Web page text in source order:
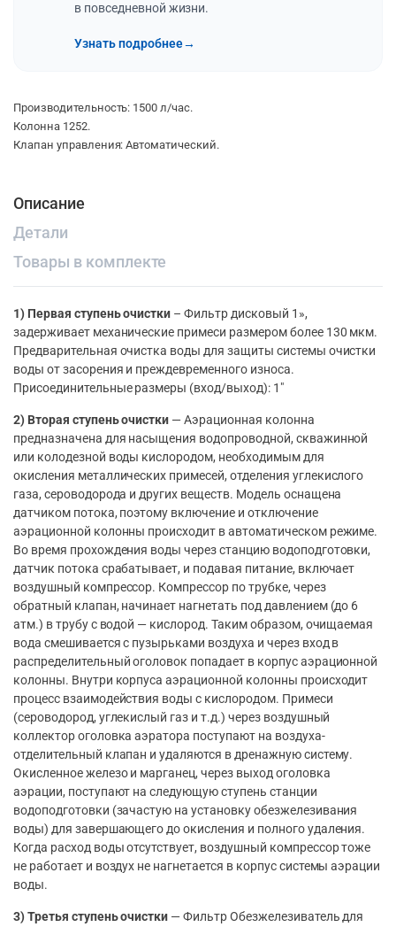
в повседневной жизни.
Узнать подробнее→
Производительность: 1500 л/час.
Колонна 1252.
Клапан управления: Автоматический.
Описание
Детали
Товары в комплекте
1) Первая ступень очистки – Фильтр дисковый 1»,
задерживает механические примеси размером более 130 мкм.
Предварительная очистка воды для защиты системы очистки
воды от засорения и преждевременного износа.
Присоединительные размеры (вход/выход): 1″
2) Вторая ступень очистки — Аэрационная колонна
предназначена для насыщения водопроводной, скважинной
или колодезной воды кислородом, необходимым для
окисления металлических примесей, отделения углекислого
газа, сероводорода и других веществ. Модель оснащена
датчиком потока, поэтому включение и отключение
аэрационной колонны происходит в автоматическом режиме.
Во время прохождения воды через станцию водоподготовки,
датчик потока срабатывает, и подавая питание, включает
воздушный компрессор. Компрессор по трубке, через
обратный клапан, начинает нагнетать под давлением (до 6
атм.) в трубу с водой — кислород. Таким образом, очищаемая
вода смешивается с пузырьками воздуха и через вход в
распределительный оголовок попадает в корпус аэрационной
колонны. Внутри корпуса аэрационной колонны происходит
процесс взаимодействия воды с кислородом. Примеси
(сероводород, углекислый газ и т.д.) через воздушный
коллектор оголовка аэратора поступают на воздуха-
отделительный клапан и удаляются в дренажную систему.
Окисленное железо и марганец, через выход оголовка
аэрации, поступают на следующую ступень станции
водоподготовки (зачастую на установку обезжелезивания
воды) для завершающего до окисления и полного удаления.
Когда расход воды отсутствует, воздушный компрессор тоже
не работает и воздух не нагнетается в корпус системы аэрации
воды.
3) Третья ступень очистки — Фильтр Обезжелезиватель для